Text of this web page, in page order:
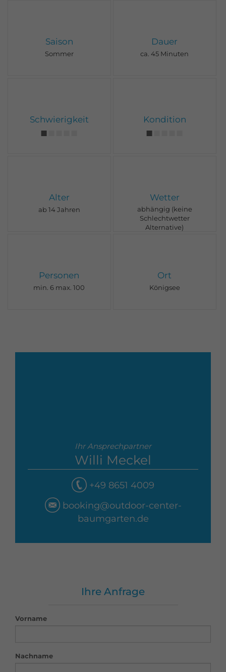
Saison
Sommer
Dauer
ca. 45 Minuten
Schwierigkeit Kondition
Alter
ab 14 Jahren
Wetter
abhängig (keine
Schlechtwetter
Alternative)
Personen
min. 6 max. 100
Ort
Königsee
Ihr Ansprechpartner
Willi Meckel
+49 8651 4009
booking@outdoor-center-
baumgarten.de
Ihre Anfrage
Vorname
Nachname